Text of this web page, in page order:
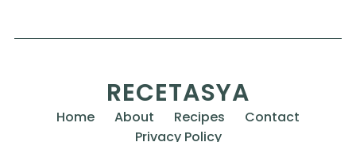
RECETASYA
Home About Recipes
Contact
Privacy Policy